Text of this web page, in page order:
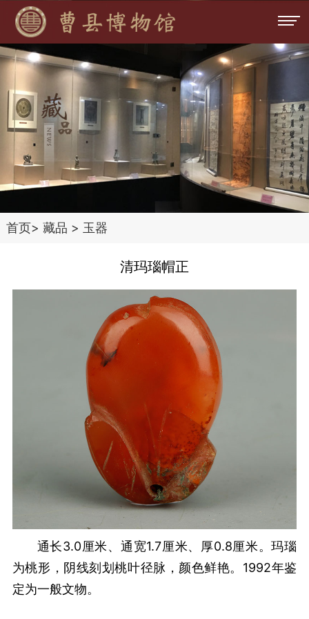
首页> 藏品 > 玉器
清玛瑙帽正
通长3.0厘米、通宽1.7厘米、厚0.8厘米。玛瑙
为桃形，阴线刻划桃叶径脉，颜色鲜艳。1992年鉴
定为一般文物。